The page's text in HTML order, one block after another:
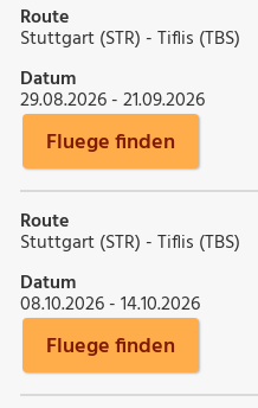
Route
Stuttgart (STR) - Tiflis (TBS)
Datum
29.08.2026 - 21.09.2026
Fluege finden
Route
Stuttgart (STR) - Tiflis (TBS)
Datum
08.10.2026 - 14.10.2026
Fluege finden